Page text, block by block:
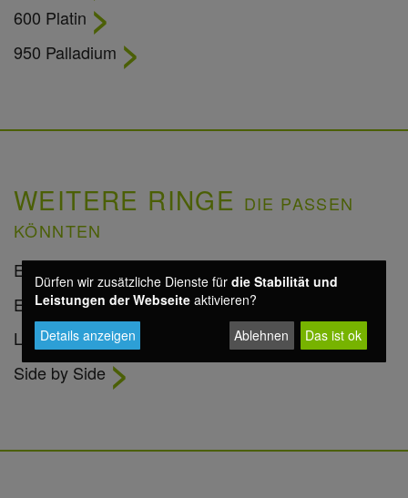
600 Platin
950 Palladium
WEITERE RINGE DIE PASSEN
KÖNNTEN
Endless Love
Endless Love IV
Lagune
Side by Side
Dürfen wir zusätzliche Dienste für die Stabilität und
Leistungen der Webseite aktivieren?
Details anzeigen
Ablehnen Das ist ok